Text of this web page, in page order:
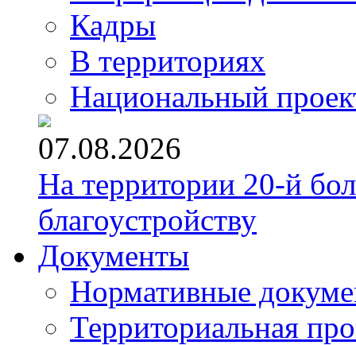
Кадры
В территориях
Национальный
07.08.2026
На территории 20-й
благоустройству
Документы
Нормативные
Территориальная